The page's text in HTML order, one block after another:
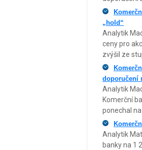
„hold“
Analytik
ceny pro
zvýšil ze
doporučení
Analytik
Komerční
ponechal
Analytik
banky na 1